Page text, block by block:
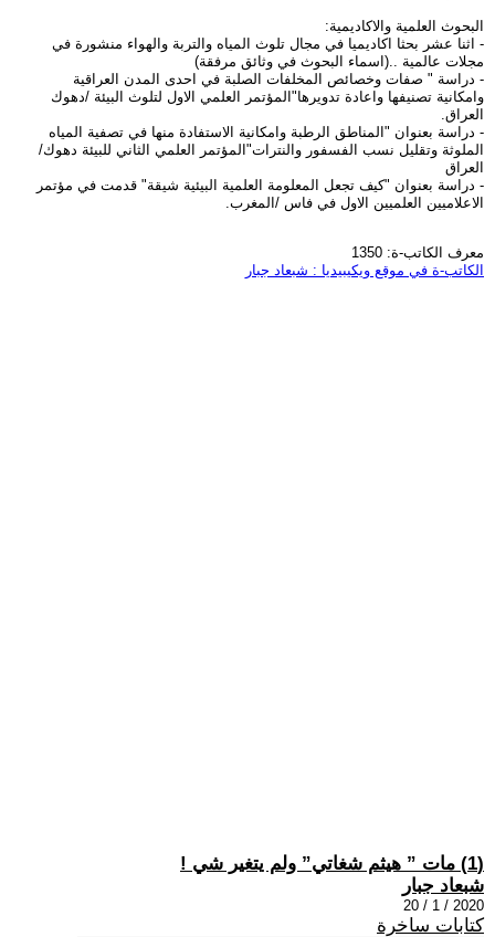
البحوث العلمية والاكاديمية:
- اثنا عشر بحثا اكاديميا في مجال تلوث المياه والتربة والهواء منشورة في
مجلات عالمية ..(اسماء البحوث في وثائق مرفقة)
- دراسة " صفات وخصائص المخلفات الصلبة في احدى المدن العراقية
وامكانية تصنيفها واعادة تدويرها"المؤتمر العلمي الاول لتلوث البيئة /دهوك
العراق.
- دراسة بعنوان "المناطق الرطبة وامكانية الاستفادة منها في تصفية المياه
الملوثة وتقليل نسب الفسفور والنترات"المؤتمر العلمي الثاني للبيئة دهوك/
العراق
- دراسة بعنوان "كيف تجعل المعلومة العلمية البيئية شيقة" قدمت في مؤتمر
الاعلاميين العلميين الاول في فاس /المغرب.
معرف الكاتب-ة: 1350
الكاتب-ة في موقع ويكيبيديا : شبعاد جبار
(1) مات ” هيثم شغاتي” ولم يتغير شي !
شبعاد جبار
2020 / 1 / 20
كتابات ساخرة